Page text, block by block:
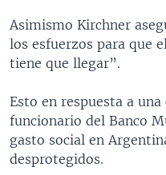
DEPORTES
CIENCIA Y SALUD
AUDIOS
FORO INTERAMERICANO
VISIÓN 360
PANORAMA
AVANCE INFORMATIVO
AUDIONOTICIAS
ESTADOS UNIDOS AL DÍA
EL MUNDO AL DÍA [RADIO]
FORO [RADIO]
DIRECT
DOCUMENTALES DE LA VOA
SÍGANOS
Asimismo Kirchner
los esfuerzos para que
tiene que llegar”.
Esto en respuesta a
funcionario del Banco
gasto social en
desprotegidos.